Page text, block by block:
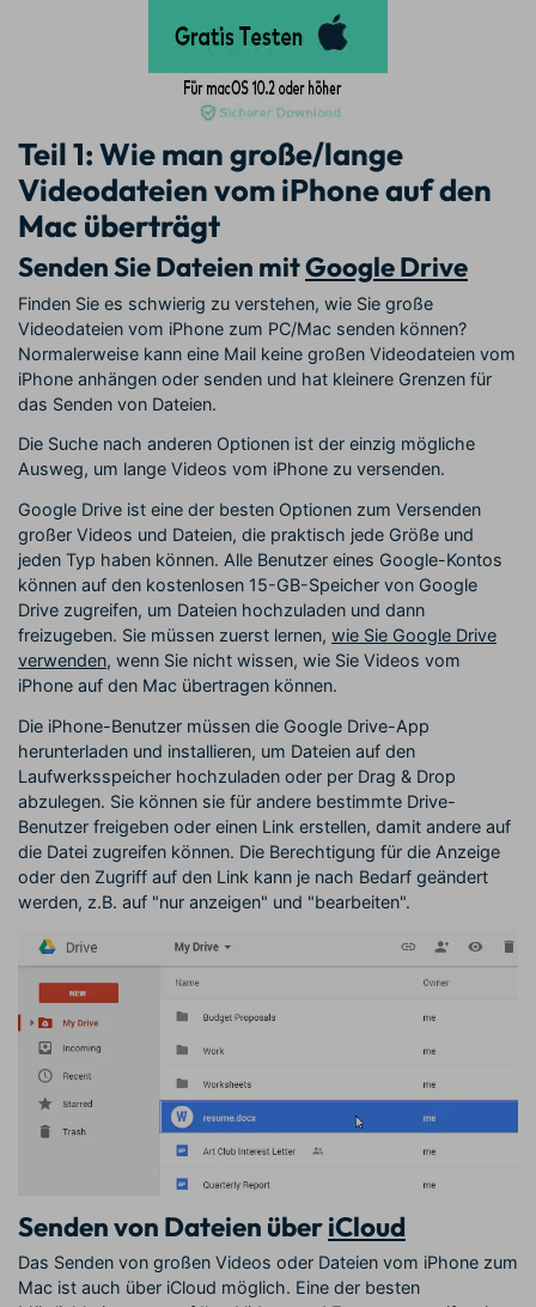
Teil 1: Wie man große/lange
Videodateien vom iPhone auf den
Mac überträgt
Senden Sie Dateien mitGoogle Drive
Finden Sie es schwierig zu verstehen, wie Sie große
Videodateien vom iPhone zum PC/Mac senden können?
Normalerweise kann eine Mail keine großen Videodateien vom
iPhone anhängen oder senden und hat kleinere Grenzen für
das Senden von Dateien.
Die Suche nach anderen Optionen ist der einzig mögliche
Ausweg, um lange Videos vom iPhone zu versenden.
Google Drive ist eine der besten Optionen zum Versenden
großer Videos und Dateien, die praktisch jede Größe und
jeden Typ haben können. Alle Benutzer eines Google-Kontos
können auf den kostenlosen 15-GB-Speicher von Google
Drive zugreifen, um Dateien hochzuladen und dann
freizugeben. Sie müssen zuerst lernen, wie Sie Google Drive
verwenden, wenn Sie nicht wissen, wie Sie Videos vom
iPhone auf den Mac übertragen können.
Die iPhone-Benutzer müssen die Google Drive-App
herunterladen und installieren, um Dateien auf den
Laufwerksspeicher hochzuladen oder per Drag & Drop
abzulegen. Sie können sie für andere bestimmte Drive-
Benutzer freigeben oder einen Link erstellen, damit andere auf
die Datei zugreifen können. Die Berechtigung für die Anzeige
oder den Zugriff auf den Link kann je nach Bedarf geändert
werden, z.B. auf "nur anzeigen" und "bearbeiten".
Senden von Dateien überiCloud
Das Senden von großen Videos oder Dateien vom iPhone zum
Mac ist auch über iCloud möglich. Eine der besten